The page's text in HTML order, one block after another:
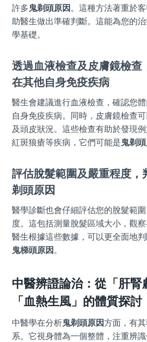
許多鬼剃頭原因。這種方法著重於
助醫生做出準確判斷。這能為您的
學基礎。
透過血液檢查及皮膚鏡檢查
在其他自身免疫疾病
醫生會建議進行血液檢查，確認您
自身免疫疾病。同時，皮膚鏡檢查
及頭皮狀況。這些檢查有助於發現
紅斑狼瘡等疾病，它們可能是鬼剃
評估脫髮範圍及嚴重程度，
剃頭原因
醫學診斷也會仔細評估您的脫髮範
度。這包括測量脫髮區域大小，觀察
醫生根據這些數據，可以更全面地
鬼梯頭原因。
中醫辨證論治：從「肝腎
「血熱生風」的體質探討
中醫學在分析鬼剃頭原因方面，有
系。它視身體為一個整體，注重辨識